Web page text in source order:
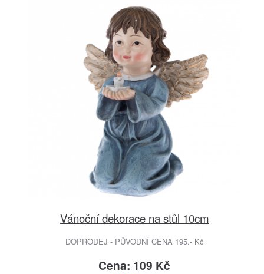
Vánoční dekorace na stůl 10cm
DOPRODEJ - PŮVODNÍ CENA 195.- Kč
Cena: 109 Kč